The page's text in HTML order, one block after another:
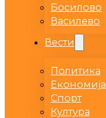
Босилово
Василево
Вести
Политика
Економија
Спорт
Култура